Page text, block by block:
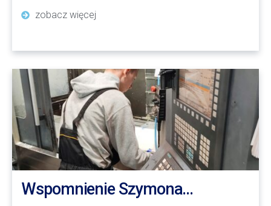
zobacz więcej
Wspomnienie Szymona…